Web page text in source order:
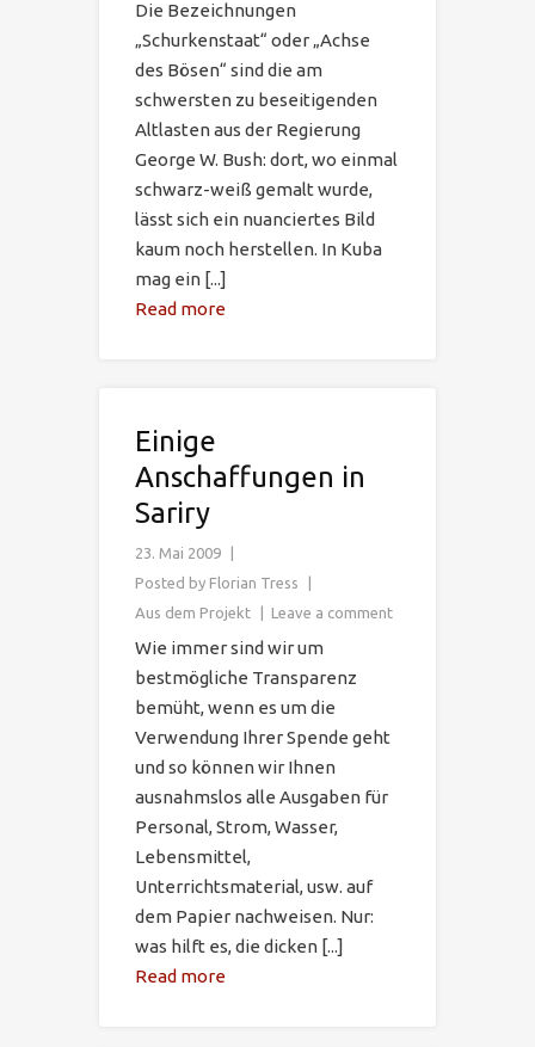
Die Bezeichnungen
„Schurkenstaat“ oder „Achse
des Bösen“ sind die am
schwersten zu beseitigenden
Altlasten aus der Regierung
George W. Bush: dort, wo einmal
schwarz-weiß gemalt wurde,
lässt sich ein nuanciertes Bild
kaum noch herstellen. In Kuba
mag ein [...]
Read more
Einige
Anschaffungen in
Sariry
23. Mai 2009
Posted by Florian Tress
Aus dem Projekt
Leave a comment
Wie immer sind wir um
bestmögliche Transparenz
bemüht, wenn es um die
Verwendung Ihrer Spende geht
und so können wir Ihnen
ausnahmslos alle Ausgaben für
Personal, Strom, Wasser,
Lebensmittel,
Unterrichtsmaterial, usw. auf
dem Papier nachweisen. Nur:
was hilft es, die dicken [...]
Read more